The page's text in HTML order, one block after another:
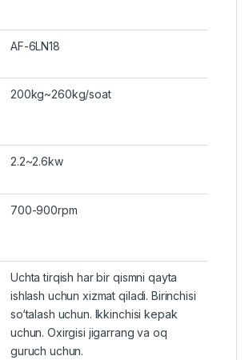
AF-6LN18
200kg~260kg/soat
2.2~2.6kw
700-900rpm
Uchta tirqish har bir qismni qayta
ishlash uchun xizmat qiladi. Birinchisi
so‘talash uchun. Ikkinchisi kepak
uchun. Oxirgisi jigarrang va oq
guruch uchun.